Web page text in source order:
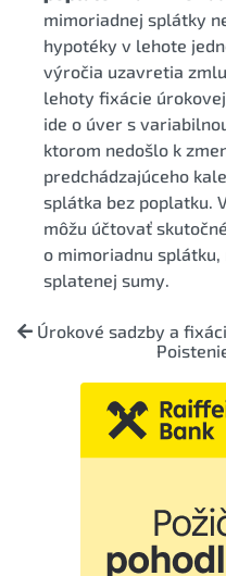
mimoriadnej splátky
hypotéky v lehote
výročia uzavretia
lehoty fixácie
ide o úver s
ktorom nedošlo k
predchádzajúceho
splátka bez poplatku.
môžu účtovať
o mimoriadnu splátku,
splatenej sumy.
Úrokové sadzby a